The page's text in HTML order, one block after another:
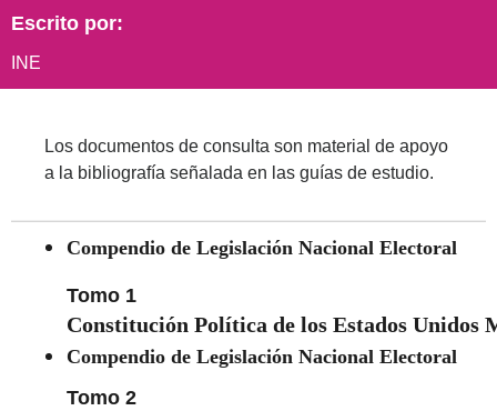
Escrito por:
INE
Los documentos de consulta son material de apoyo
a la bibliografía señalada en las guías de estudio.
Compendio de Legislación Nacional Electoral
Tomo 1
Constitución Política de los Estados Unidos
Compendio de Legislación Nacional Electoral
Tomo 2